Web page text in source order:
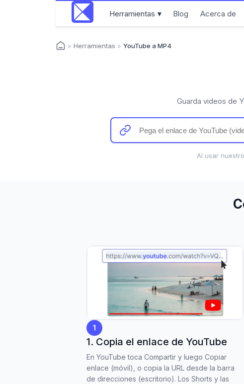
Herramientas ▼ Blog Acerca de
> Herramientas > YouTube a MP4
Guarda videos de
Al usar
1
1. Copia el enlace de YouTube
En YouTube toca Compartir y luego Copiar
enlace (móvil), o copia la URL desde la barra
de direcciones (escritorio). Los Shorts y las